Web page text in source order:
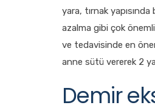
yara, tırnak
azalma gibi çok
ve tedavisinde en
anne sütü vererek 2
Demir